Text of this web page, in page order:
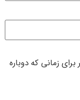
زمانی که دوباره